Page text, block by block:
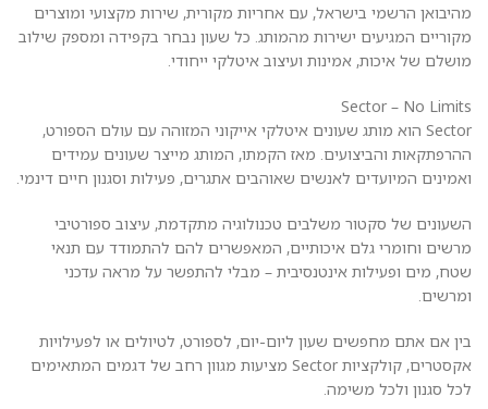
מהיבואן הרשמי בישראל, עם אחריות מקורית, שירות מקצועי ומוצרים
מקוריים המגיעים ישירות מהמותג. כל שעון נבחר בקפידה ומספק שילוב
מושלם של איכות, אמינות ועיצוב איטלקי ייחודי.
Sector – No Limits
Sector הוא מותג שעונים איטלקי אייקוני המזוהה עם עולם הספורט,
ההרפתקאות והביצועים. מאז הקמתו, המותג מייצר שעונים עמידים
ואמינים המיועדים לאנשים שאוהבים אתגרים, פעילות וסגנון חיים דינמי.
השעונים של סקטור משלבים טכנולוגיה מתקדמת, עיצוב ספורטיבי
מרשים וחומרי גלם איכותיים, המאפשרים להם להתמודד עם תנאי
שטח, מים ופעילות אינטנסיבית – מבלי להתפשר על מראה עדכני
ומרשים.
בין אם אתם מחפשים שעון ליום-יום, לספורט, לטיולים או לפעילויות
אקסטרים, קולקציות Sector מציעות מגוון רחב של דגמים המתאימים
לכל סגנון ולכל משימה.